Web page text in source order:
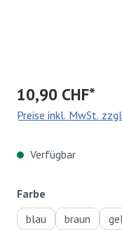
10,90 CHF*
Preise inkl. MwSt.
Verfügbar
Farbe
blau
braun